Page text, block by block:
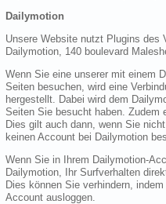
Dailymotion
Unsere Website nutzt Plugins des
Dailymotion, 140 boulevard
Wenn Sie eine unserer mit einem
Seiten besuchen, wird eine
hergestellt. Dabei wird dem
Seiten Sie besucht haben. Zudem
Dies gilt auch dann, wenn Sie
keinen Account bei Dailymotion
Wenn Sie in Ihrem Dailymotion-
Dailymotion, Ihr Surfverhalten
Dies können Sie verhindern,
Account ausloggen.